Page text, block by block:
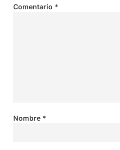
Comentario *
Nombre *